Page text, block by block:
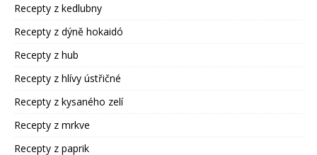
Recepty z kedlubny
Recepty z dýně hokaidó
Recepty z hub
Recepty z hlívy ústřičné
Recepty z kysaného zelí
Recepty z mrkve
Recepty z paprik